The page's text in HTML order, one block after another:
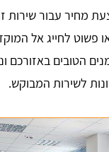
מחיר עבור שירות
פשוט לחייג אל
הטובים באזורכם
לשירות המבוקש.